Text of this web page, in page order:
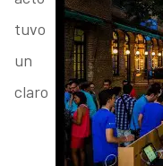
tuvo
un
claro